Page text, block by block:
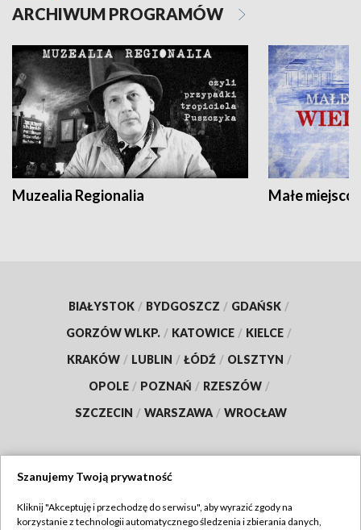
ARCHIWUM PROGRAMÓW
Muzealia Regionalia Małe
BIAŁYSTOK / BYDGOSZCZ / GDAŃSK /
GORZÓW WLKP. / KATOWICE / KIELCE /
KRAKÓW / LUBLIN / ŁÓDŹ / OLSZTYN /
OPOLE / POZNAŃ / RZESZÓW /
SZCZECIN / WARSZAWA / WROCŁAW
TVP
Szanujemy Twoją prywatność
Kliknij "Akceptuję i przechodzę do serwisu", aby wyrazić zgody na
korzystanie z technologii automatycznego śledzenia i zbierania danych,